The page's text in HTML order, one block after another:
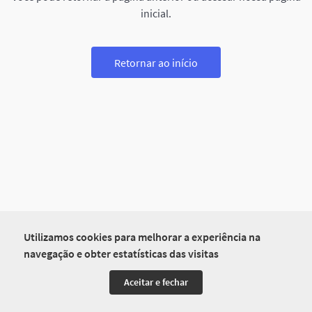
Utilizamos cookies para melhorar a experiência na
navegação e obter estatísticas das visitas
Aceitar e fechar
inicial.
Retornar ao início